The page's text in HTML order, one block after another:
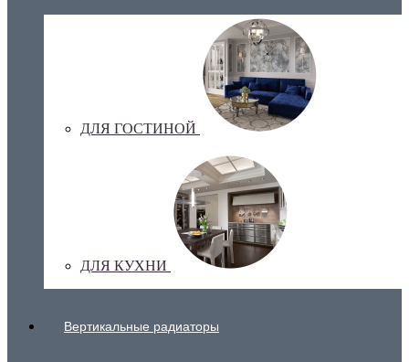
ДЛЯ ГОСТИНОЙ
ДЛЯ КУХНИ
Вертикальные радиаторы